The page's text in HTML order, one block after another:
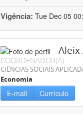
Vigência: Tue Dec 05
COORDENADOR(A)
CIÊNCIAS SOCIAIS
Economia
E-mail Currículo